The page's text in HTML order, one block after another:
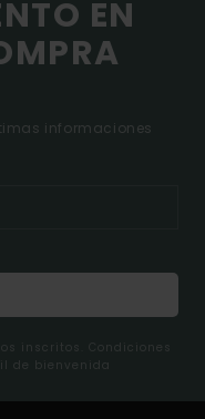
EN
informaciones
inscritos. Condiciones
de bienvenida